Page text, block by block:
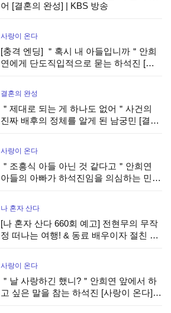
어 [결혼의 완성] | KBS 방송
사랑이 온다
[충격 엔딩] ＂혹시 내 아들입니까＂안희
연에게 단도직입적으로 묻는 하석진 [사
결혼의 완성
＂제대로 되는 게 하나도 없어＂사건의
진짜 배후의 정체를 알게 된 남궁민 [결혼
사랑이 온다
＂조흥식 아들 아닌 것 같다고＂안희연
아들의 아빠가 하석진임을 의심하는 민진
나 혼자 산다
[나 혼자 산다 660회 예고] 전현무의 무작
정 떠나는 여행! & 동료 배우이자 절친 현
사랑이 온다
＂날 사랑하긴 했니?＂안희연 앞에서 하
고 싶은 말을 참는 하석진 [사랑이 온다] |